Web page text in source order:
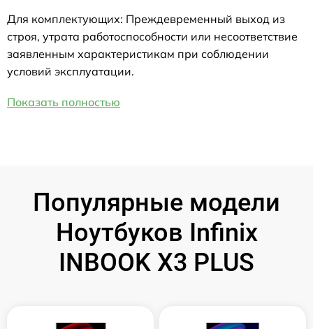
Для комплектующих: Преждевременный выход из
строя, утрата работоспособности или несоответствие
заявленным характеристикам при соблюдении
условий эксплуатации.
Показать полностью
Популярные модели
Ноутбуков Infinix
INBOOK X3 PLUS